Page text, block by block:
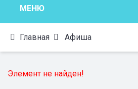
МЕНЮ
Главная Афиша
Элемент не найден!